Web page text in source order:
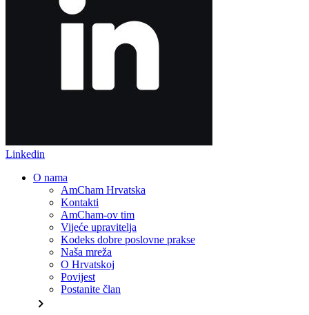
Linkedin
O nama
AmCham Hrvatska
Kontakti
AmCham-ov tim
Vijeće upravitelja
Kodeks dobre poslovne prakse
Naša mreža
O Hrvatskoj
Povijest
Postanite član
chevron_right